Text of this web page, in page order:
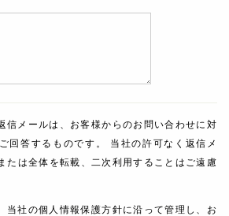
信メールは、お客様からのお問い合わせに対
回答するものです。 当社の許可なく返信メ
たは全体を転載、二次利用することはご遠慮
当社の個人情報保護方針に沿って管理し、お